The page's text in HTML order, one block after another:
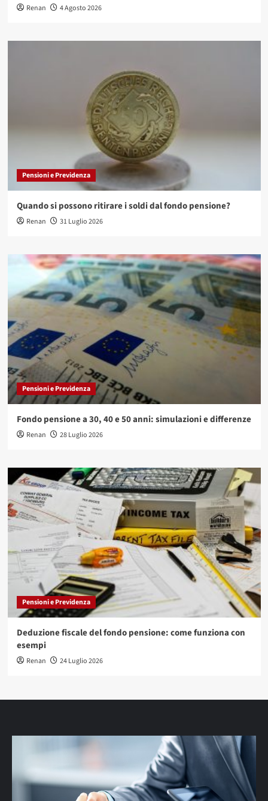
Renan 4 Agosto 2026
Pensioni e Previdenza
Quando si possono ritirare i soldi dal fondo pensione?
Renan 31 Luglio 2026
Pensioni e Previdenza
Fondo pensione a 30, 40 e 50 anni: simulazioni e differenze
Renan 28 Luglio 2026
Pensioni e Previdenza
Deduzione fiscale del fondo pensione: come funziona con
esempi
Renan 24 Luglio 2026